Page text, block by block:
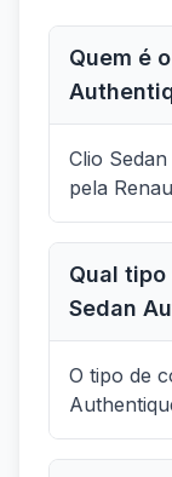
Quem é
Clio
pela
Qual
Sedan
O tipo de